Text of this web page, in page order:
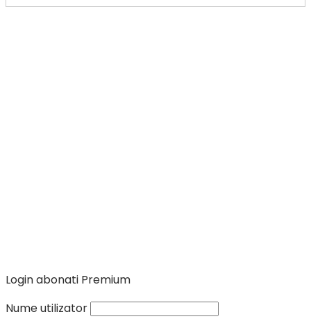
Login abonati Premium
Nume utilizator